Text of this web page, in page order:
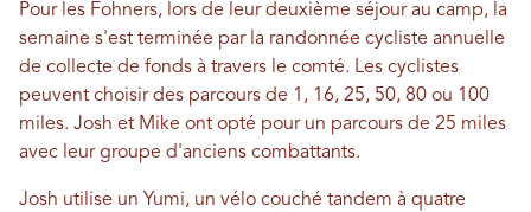
Pour les Fohners, lors de leur deuxième séjour au camp, la
semaine s'est terminée par la randonnée cycliste annuelle
de collecte de fonds à travers le comté. Les cyclistes
peuvent choisir des parcours de 1, 16, 25, 50, 80 ou 100
miles. Josh et Mike ont opté pour un parcours de 25 miles
avec leur groupe d'anciens combattants.
Josh utilise un Yumi, un vélo couché tandem à quatre